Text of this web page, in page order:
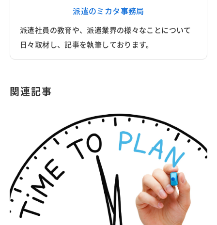
派遣のミカタ事務局
派遣社員の教育や、派遣業界の様々なことについて
日々取材し、記事を執筆しております。
関連記事